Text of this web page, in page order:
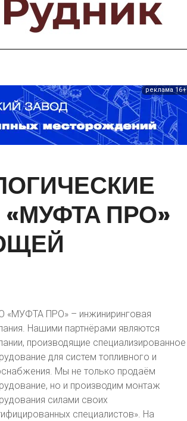
и компании
Конференции
реклама 16+
«МУФТАПРО»
«МУФТА ПРО» – инжиниринговая
Нашими партнёрами являются
производящие специализированное
для систем топливного и
Мы не только продаём
но и производим монтаж
силами своих
специалистов». На